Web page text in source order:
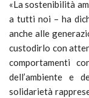
«La sostenibilità
a tutti noi – ha
anche alle
custodirlo con
comportamenti
dell’ambiente e
solidarietà